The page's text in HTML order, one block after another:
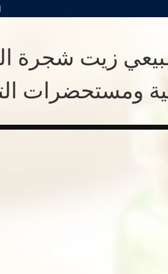
زيت شجرة
ومستحضرات